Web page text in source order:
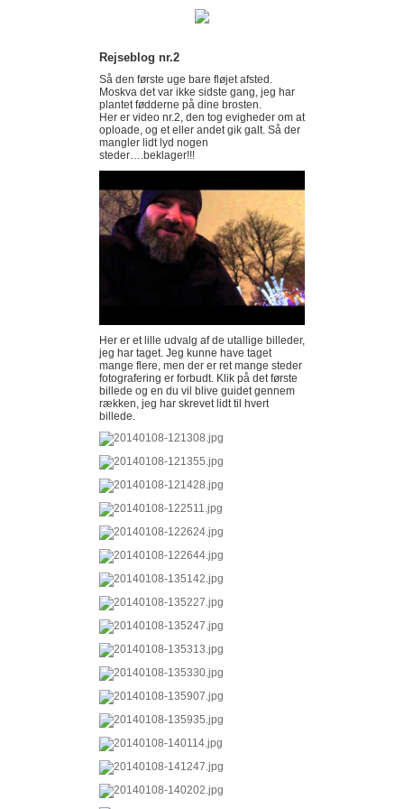
Rejseblog nr.2
Så den første uge bare fløjet afsted.
Moskva det var ikke sidste gang, jeg har
plantet fødderne på dine brosten.
Her er video nr.2, den tog evigheder om at
oploade, og et eller andet gik galt. Så der
mangler lidt lyd nogen
steder….beklager!!!
Her er et lille udvalg af de utallige billeder,
jeg har taget. Jeg kunne have taget
mange flere, men der er ret mange steder
fotografering er forbudt. Klik på det første
billede og en du vil blive guidet gennem
rækken, jeg har skrevet lidt til hvert
billede.